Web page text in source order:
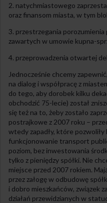
2. natychmiastowego
oraz finansom miasta, w tym
3. przestrzegania
zawartych w umowie kupna-
4. przeprowadzenia otwartej
Jednocześnie chcemy
na dialog i współpracę z
do tego, aby dorobek kilku
obchodzić 75-lecie) został
się też na to, żeby zostało
postrajkowe z 2007 roku –
wtedy zapadły, które
funkcjonowanie transport
poziom, bez inwestowania
tylko z pieniędzy spółki. Nie
miejsce przed 2007 rokiem.
przez załogę w odbudowę
i dobro mieszkańców, związek
działań przewidzianych w